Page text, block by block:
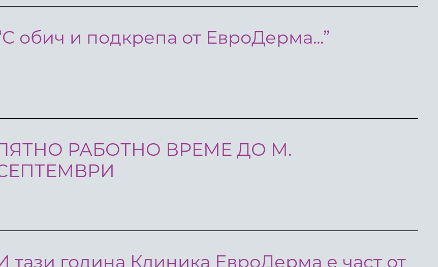
обич и подкрепа от ЕвроДерма...”
РАБОТНО ВРЕМЕ ДО М.
тази година Клиника ЕвроДерма е част от